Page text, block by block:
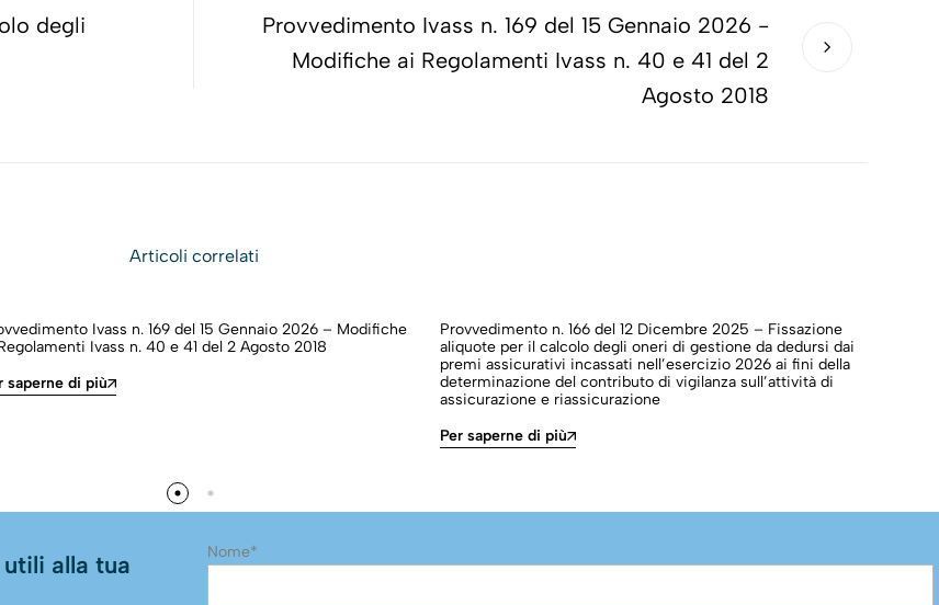
degli
Provvedimento Ivass n. 169 del 15 Gennaio 2026 -
Modifiche ai Regolamenti Ivass n. 40 e 41 del 2
Agosto 2018
Articoli correlati
Ivass n. 169 del 15 Gennaio 2026 – Modifiche
Ivass n. 40 e 41 del 2 Agosto 2018
saperne di più
Provvedimento n. 166 del 12 Dicembre 2025 – Fissazione
aliquote per il calcolo degli oneri di gestione da dedursi dai
premi assicurativi incassati nell’esercizio 2026 ai fini della
determinazione del contributo di vigilanza sull’attività di
assicurazione e riassicurazione
Per saperne di più
alla tua
Nome*